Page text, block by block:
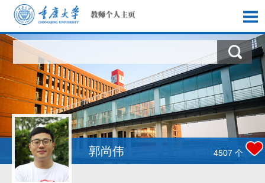
首页
科学研究
教学研究
获奖信息
社会实践
郭尚伟 4507 个